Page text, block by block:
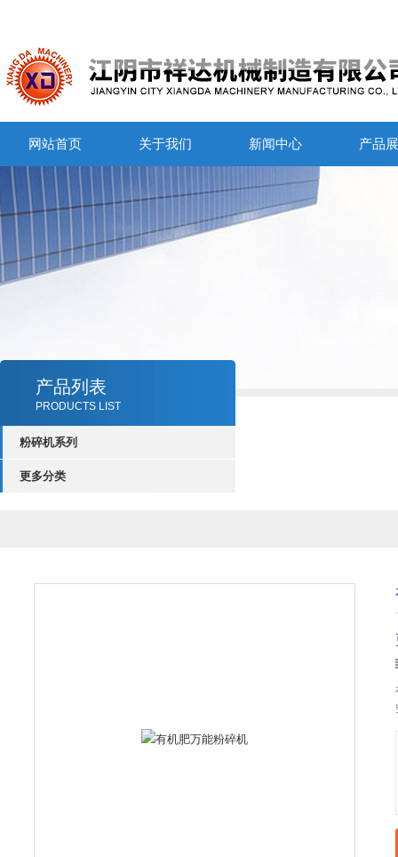
网站首页 关于我们 新闻中心 产品
产品列表
PRODUCTS LIST
粉碎机系列
更多分类